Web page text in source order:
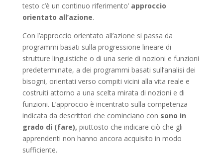
testo c’è un continuo riferimento’ approccio
orientato all’azione.
Con l’approccio orientato all’azione si passa da
programmi basati sulla progressione lineare di
strutture linguistiche o di una serie di nozioni e funzioni
predeterminate, a dei programmi basati sull’analisi dei
bisogni, orientati verso compiti vicini alla vita reale e
costruiti attorno a una scelta mirata di nozioni e di
funzioni. L’approccio è incentrato sulla competenza
indicata da descrittori che cominciano con sono in
grado di (fare), piuttosto che indicare ciò che gli
apprendenti non hanno ancora acquisito in modo
sufficiente.